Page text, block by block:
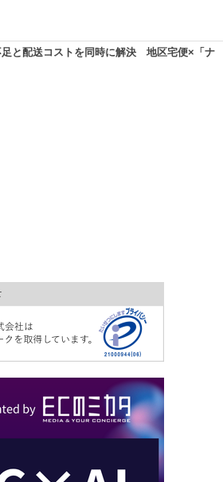
足と配送コストを同時に解決 地区宅便×「ナ